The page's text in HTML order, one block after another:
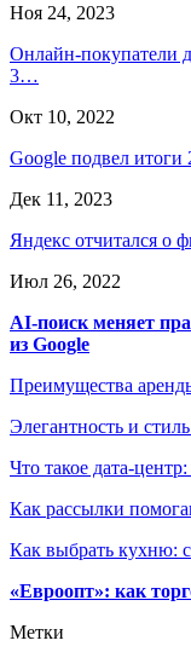
Ноя 24, 2023
Онлайн-покупатели
3…
Окт 10, 2022
Google подвел итоги
Дек 11, 2023
Яндекс отчитался о
Июл 26, 2022
AI-поиск меняет
из Google
Преимущества
Элегантность и
Что такое дата-
Как рассылки
Как выбрать кухню:
«Евроопт»: как
Метки